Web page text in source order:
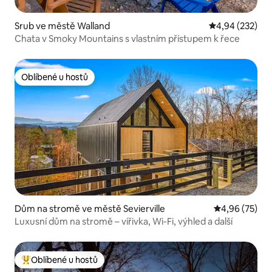
Srub ve městě Walland Průměrné
4,94 (232)
Chata v Smoky Mountains s vlastním přístupem k řece
Oblíbené u hostů
Oblíbené u hostů
Dům na stromě ve městě Sevierville Průměrné
4,96 (75)
Luxusní dům na stromě – vířivka, Wi-Fi, výhled a další
Nejlepší v kategorii Oblíbené u hostů
Oblíbené u hostů